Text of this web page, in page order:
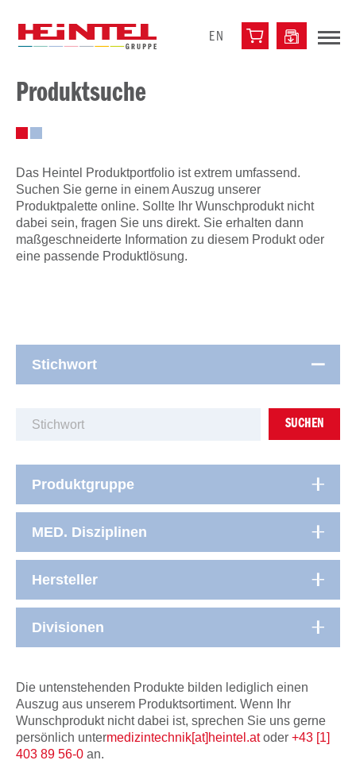
EN
Produktsuche
Das Heintel Produktportfolio ist extrem umfassend.
Suchen Sie gerne in einem Auszug unserer
Produktpalette online. Sollte Ihr Wunschprodukt nicht
dabei sein, fragen Sie uns direkt. Sie erhalten dann
maßgeschneiderte Information zu diesem Produkt oder
eine passende Produktlösung.
Stichwort
SUCHEN
Produktgruppe
MED. Disziplinen
Hersteller
Divisionen
Die untenstehenden Produkte bilden lediglich einen
Auszug aus unserem Produktsortiment. Wenn Ihr
Wunschprodukt nicht dabei ist, sprechen Sie uns gerne
persönlich untermedizintechnik[at]heintel.atoder +43 [1]
403 89 56-0 an.